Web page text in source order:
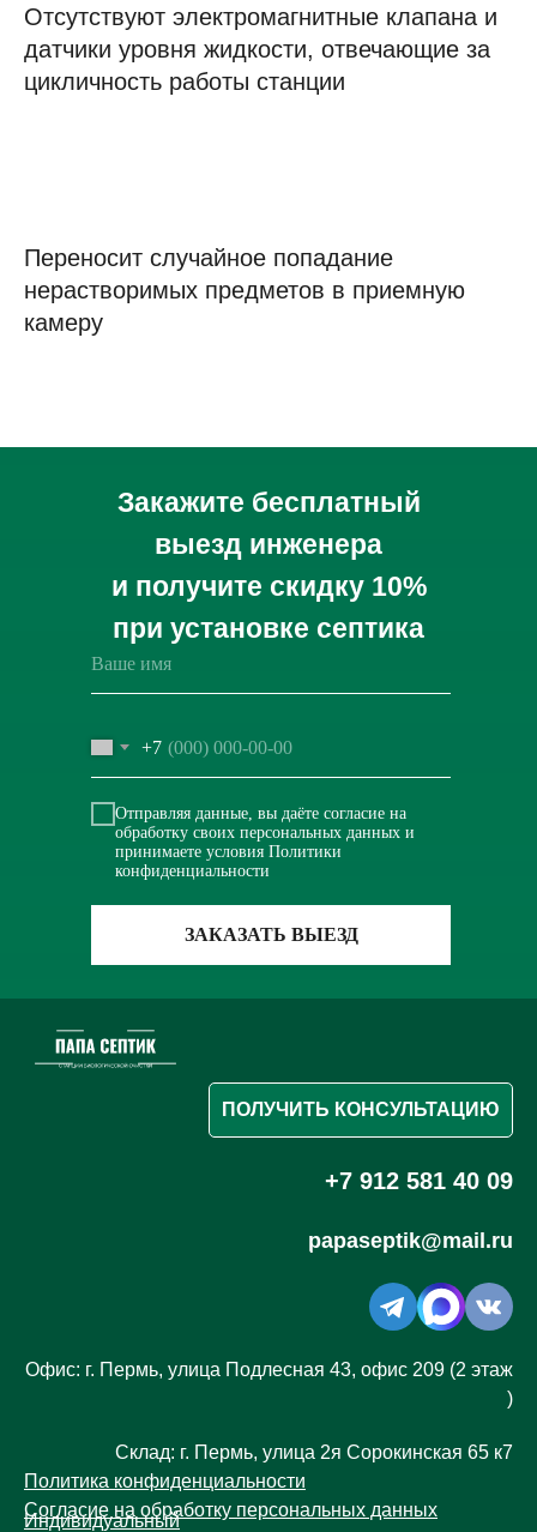
Отсутствуют электромагнитные клапана и
датчики уровня жидкости, отвечающие за
цикличность работы станции
Переносит случайное попадание
нерастворимых предметов в приемную
камеру
Закажите бесплатный
выезд инженера
и получите скидку 10%
при установке септика
+7
Отправляя данные, вы даёте согласие на
обработку своих персональных данных и
принимаете условия Политики
конфиденциальности
ЗАКАЗАТЬ ВЫЕЗД
ПОЛУЧИТЬ КОНСУЛЬТАЦИЮ
+7 912 581 40 09
papaseptik@mail.ru
Офис: г. Пермь, улица Подлесная 43, офис 209 (2 этаж
)
Склад: г. Пермь, улица 2я Сорокинская 65 к7
Политика конфиденциальности
Согласие на обработку персональных данных
Индивидуальный